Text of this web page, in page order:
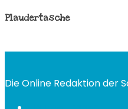
Plaudertasche
Die Online Redaktion der